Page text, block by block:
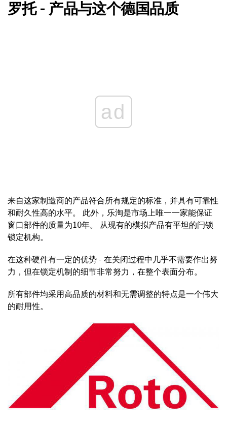
罗托 - 产品与这个德国品质
ad
来自这家制造商的产品符合所有规定的标准，并具有可靠性
和耐久性高的水平。 此外，乐淘是市场上唯一一家能保证
窗口部件的质量为10年。 从现有的模拟产品有平坦的闩锁
锁定机构。
在这种硬件有一定的优势 - 在关闭过程中几乎不需要作出努
力，但在锁定机制的细节非常努力，在整个表面分布。
所有部件均采用高品质的材料和无需调整的特点是一个伟大
的耐用性。